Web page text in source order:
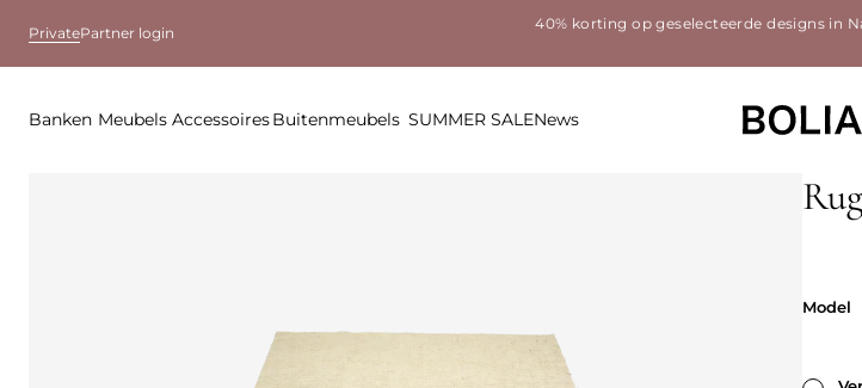
PrivatePartner login
40% korting op geselecteerde designs in
Banken Meubels AccessoiresBuitenmeubels SUMMER SALENews
Model